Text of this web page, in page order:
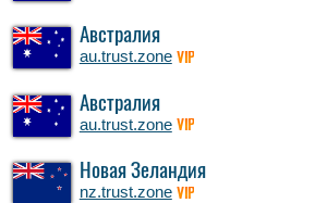
Австралия
au.trust.zone VIP
Австралия
au.trust.zone VIP
Новая Зеландия
nz.trust.zone VIP